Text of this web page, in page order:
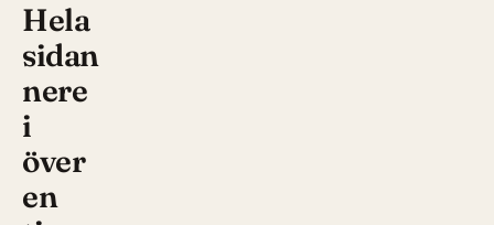
Hela
sidan
nere
i
över
en